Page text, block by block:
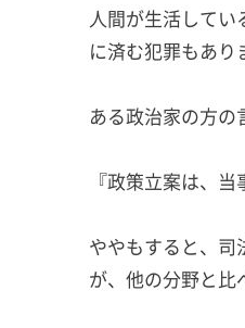
人間が生活して
に済む犯罪もあり
ある政治家の方の
『政策立案は、
ややもすると、司
が、他の分野と比